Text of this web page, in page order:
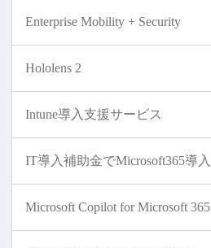
Enterprise Mobility + Security
Hololens 2
Intune導入支援サービス
IT導入補助金でMicrosoft365導入
Microsoft Copilot for Microsoft 365